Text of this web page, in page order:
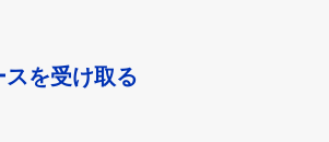
を受け取る